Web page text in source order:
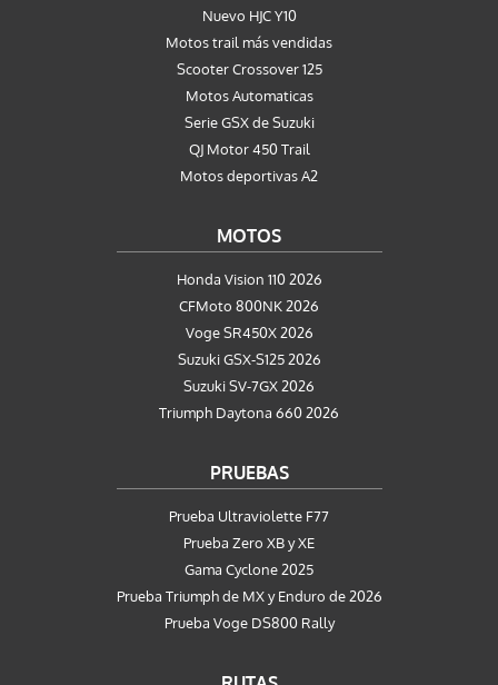
Nuevo HJC Y10
Motos trail más vendidas
Scooter Crossover 125
Motos Automaticas
Serie GSX de Suzuki
QJ Motor 450 Trail
Motos deportivas A2
MOTOS
Honda Vision 110 2026
CFMoto 800NK 2026
Voge SR450X 2026
Suzuki GSX-S125 2026
Suzuki SV-7GX 2026
Triumph Daytona 660 2026
PRUEBAS
Prueba Ultraviolette F77
Prueba Zero XB y XE
Gama Cyclone 2025
Prueba Triumph de MX y Enduro de 2026
Prueba Voge DS800 Rally